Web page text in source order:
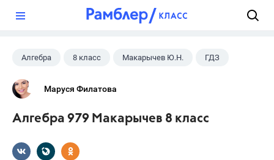
Алгебра 8 класс Макарычев Ю.Н. ГДЗ
Маруся Филатова
Алгебра 979 Макарычев 8 класс